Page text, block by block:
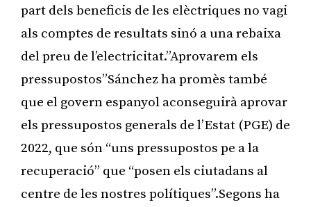
part dels beneficis de les elèctriques no vagi
als comptes de resultats sinó a una rebaixa
del preu de l’electricitat.”Aprovarem els
pressupostos”Sánchez ha promès també
que el govern espanyol aconseguirà aprovar
els pressupostos generals de l’Estat (PGE) de
2022, que són “uns pressupostos pe a la
recuperació” que “posen els ciutadans al
centre de les nostres polítiques”.Segons ha